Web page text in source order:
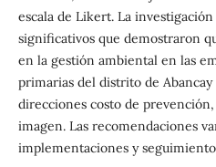
escala de Likert. La
significativos que demostraron
en la gestión ambiental en las
primarias del distrito de
direcciones costo de
imagen. Las recomendaciones
implementaciones y